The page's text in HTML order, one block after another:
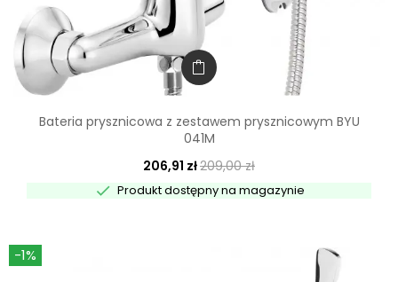
Bateria prysznicowa z zestawem prysznicowym BYU
041M
206,91 zł209,00 zł
 Produkt dostępny na magazynie
-1%